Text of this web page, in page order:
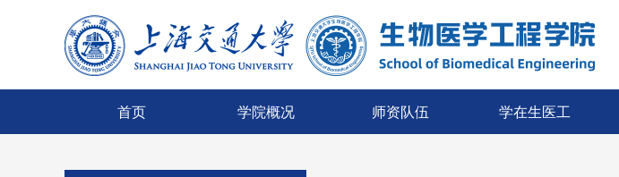
首页 学院概况 师资队伍 学在生医工